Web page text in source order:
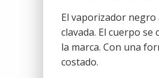
El vaporizador
clavada. El cuerpo
la marca. Con una
costado.